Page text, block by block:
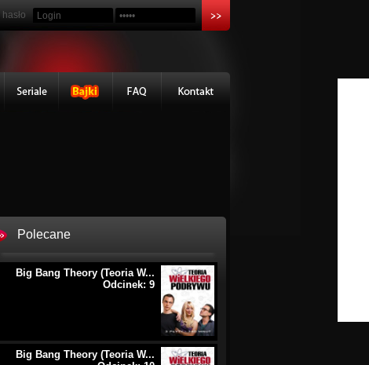
Polecane
Big Bang Theory (Teoria W...
Odcinek: 9
Big Bang Theory (Teoria W...